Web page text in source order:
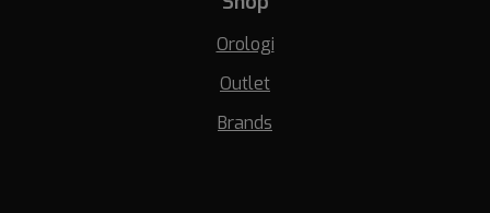
Orologi
Outlet
Brands